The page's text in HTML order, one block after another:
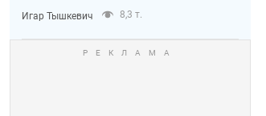
Игар Тышкевич 8,3 т.